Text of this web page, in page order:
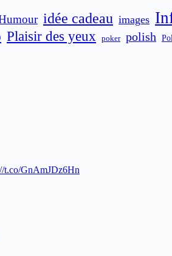
idée cadeau images
Plaisir des yeux poker polish
t.co/GnAmJDz6Hn